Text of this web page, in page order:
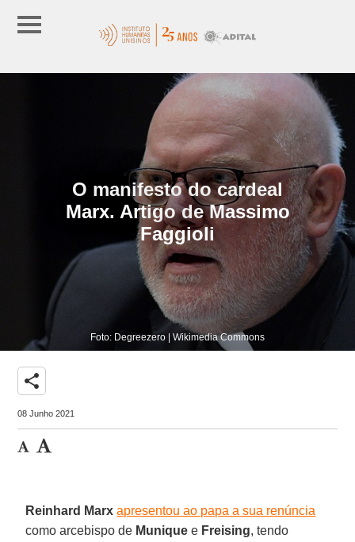
O manifesto do cardeal
Marx. Artigo de Massimo
Faggioli
Foto: Degreezero | Wikimedia Commons
share
08 Junho 2021
Reinhard Marx apresentou ao papa a sua renúncia
como arcebispo de Munique e Freising, tendo